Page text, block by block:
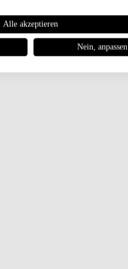
Alle akzeptieren
Nein, anpassen